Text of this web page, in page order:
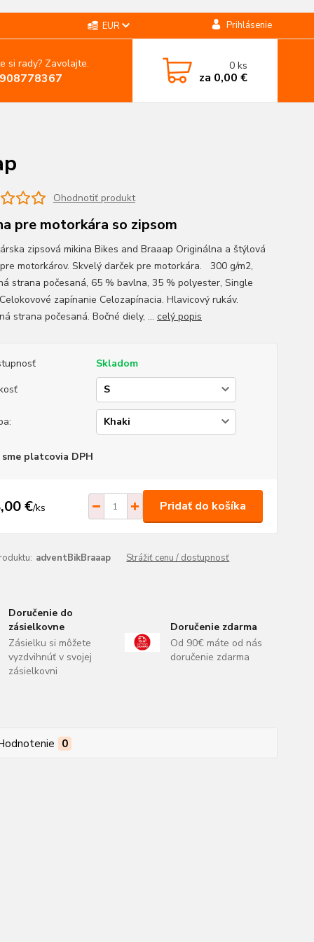
EUR Prihlásenie
si rady? Zavolajte. 0ks
za 0,00 €
Ohodnotiť produkt
pre motorkára so zipsom
zipsová mikina Bikes and Braaap Originálna a štýlová
motorkárov. Skvelý darček pre motorkára. 300 g/m2,
strana počesaná, 65 % bavlna, 35 % polyester, Single
zapínanie Celozapínacia. Hlavicový rukáv.
strana počesaná. Bočné diely, ... celý popis
Skladom
sme platcovia DPH
€/ks Pridať do košíka
adventBikBraaap Strážiť cenu / dostupnosť
Doručenie do
zásielkovne
Zásielku si môžete
vyzdvihnúť v svojej
zásielkovni
Doručenie zdarma
Od 90€ máte od nás
doručenie zdarma
0